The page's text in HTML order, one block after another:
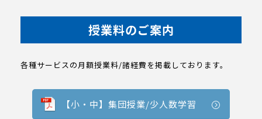
授業料のご案内
各種サービスの月額授業料/諸経費を掲載しております。
【小・中】集団授業/少人数学習